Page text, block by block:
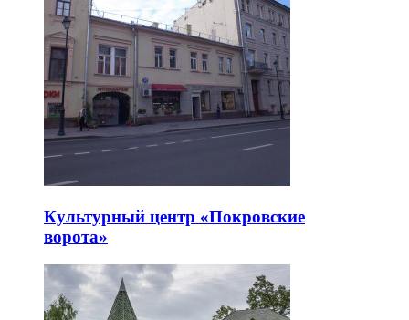
Культурный центр «Покровские
ворота»